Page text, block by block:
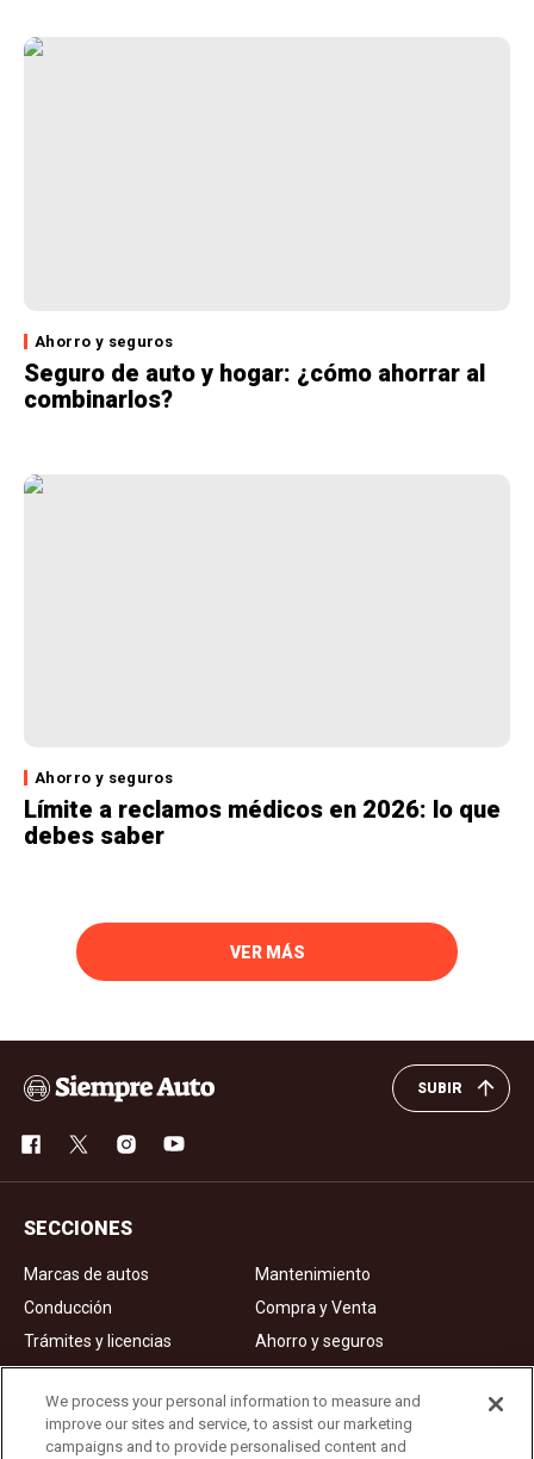
Ahorro y seguros
Seguro de auto y hogar: ¿cómo ahorrar al
combinarlos?
Ahorro y seguros
Límite a reclamos médicos en 2026: lo que
debes saber
VER MÁS
SUBIR
SECCIONES
Marcas de autos
Mantenimiento
Conducción
Compra y Venta
Trámites y licencias
Ahorro y seguros
Noticias
Videos de autos
We process your personal information to measure and
improve our sites and service, to assist our marketing
campaigns and to provide personalised content and